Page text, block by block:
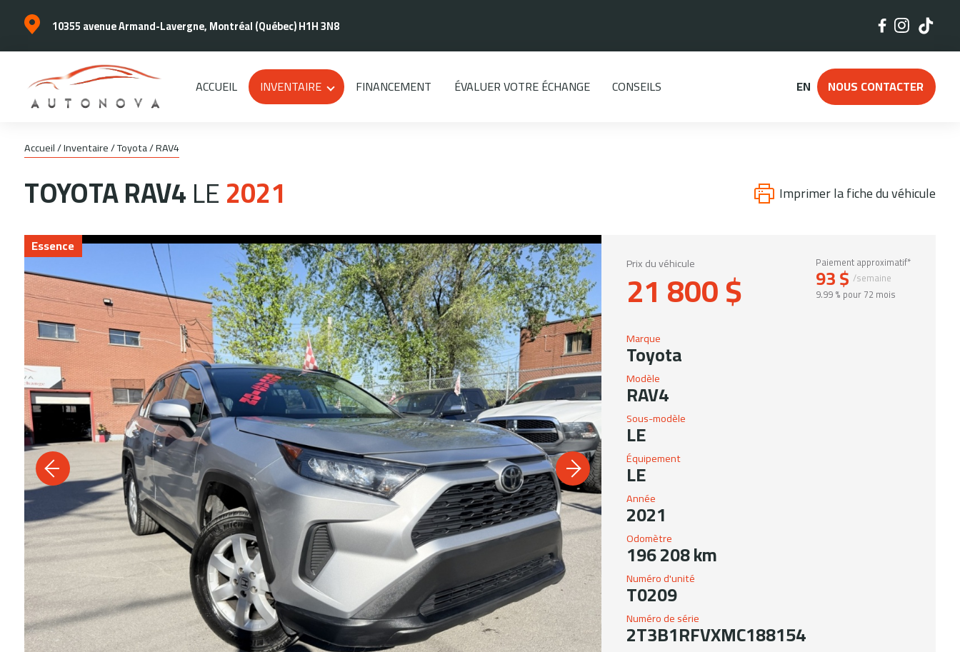
10355 avenue Armand-Lavergne, Montréal (Québec) H1H 3N8
ACCUEIL INVENTAIRE FINANCEMENT ÉVALUER VOTRE ÉCHANGE CONSEILS EN NOUS CONTACTER
Accueil/Inventaire/Toyota/RAV4
TOYOTARAV4LE2021 Imprimer la fiche du véhicule
Essence
Prix du véhicule
21 800 $ Paiement approximatif*
93 $ /semaine
9.99 % pour 72 mois
Marque
Toyota
Modèle
RAV4
Sous-modèle
LE
Équipement
LE
Année
2021
Odomètre
196 208 km
Numéro d'unité
T0209
Numéro de série
2T3B1RFVXMC188154